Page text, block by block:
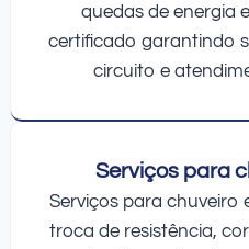
quedas de energia
certificado garantindo
circuito e
Serviços para
Serviços para chuveiro
troca de resistência,